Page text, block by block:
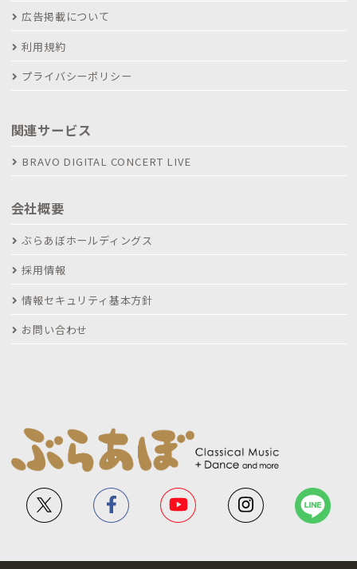
広告掲載について
利用規約
プライバシーポリシー
関連サービス
BRAVO DIGITAL CONCERT LIVE
会社概要
ぶらあぼホールディングス
採用情報
情報セキュリティ基本方針
お問い合わせ